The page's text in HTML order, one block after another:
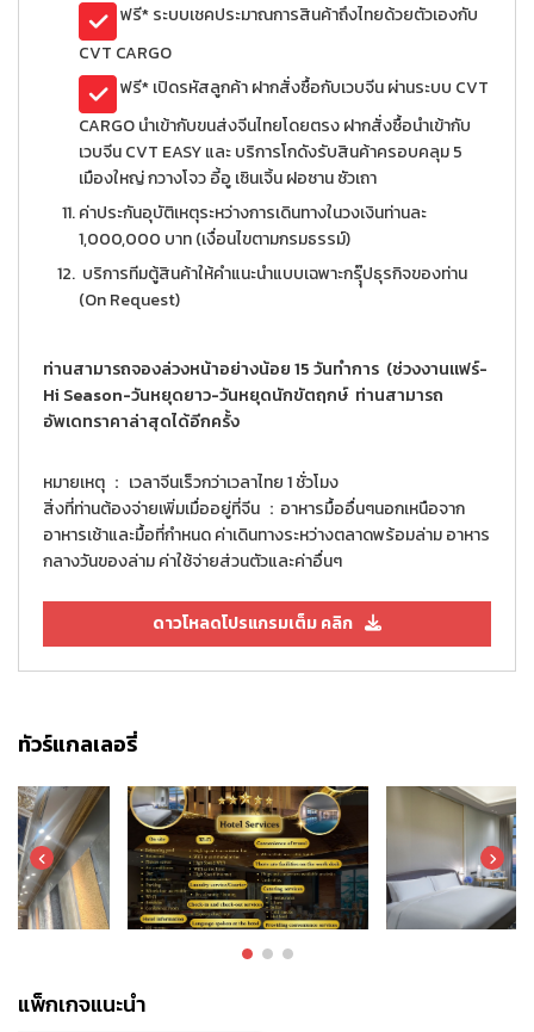
ฟรี* ระบบเชคประมาณการสินค้าถึงไทยด้วยตัวเองกับ
CVT CARGO
ฟรี* เปิดรหัสลูกค้า ฝากสั่งซื้อกับเวบจีน ผ่านระบบ CVT
CARGO นำเข้ากับขนส่งจีนไทยโดยตรง ฝากสั่งซื้อนำเข้ากับ
เวบจีน CVT EASY และ บริการโกดังรับสินค้าครอบคลุม 5
เมืองใหญ่ กวางโจว อี้อู เซินเจิ้น ฝอซาน ซัวเถา
ค่าประกันอุบัติเหตุระหว่างการเดินทางในวงเงินท่านละ
1,000,000 บาท (เงื่อนไขตามกรมธรรม์)
บริการทีมตู้สินค้าให้คำแนะนำแบบเฉพาะกรุุ๊ปธุรกิจของท่าน
(On Request)
ท่านสามารถจองล่วงหน้าอย่างน้อย 15 วันทำการ (ช่วงงานแฟร์-
Hi Season-วันหยุดยาว-วันหยุดนักขัตฤกษ์ ท่านสามารถ
อัพเดทราคาล่าสุดได้อีกครั้ง
หมายเหตุ ： เวลาจีนเร็วกว่าเวลาไทย 1 ชั่วโมง
สิ่งที่ท่านต้องจ่ายเพิ่มเมื่ออยู่ที่จีน ：อาหารมื้ออื่นๆนอกเหนือจาก
อาหารเช้าและมื้อที่กำหนด ค่าเดินทางระหว่างตลาดพร้อมล่าม อาหาร
กลางวันของล่าม ค่าใช้จ่ายส่วนตัวและค่าอื่นๆ
ดาวโหลดโปรแกรมเต็ม คลิก
ทัวร์แกลเลอรี่
แพ็กเกจแนะนำ